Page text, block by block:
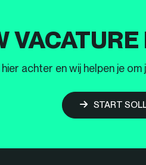
achter en wij helpen je om
START